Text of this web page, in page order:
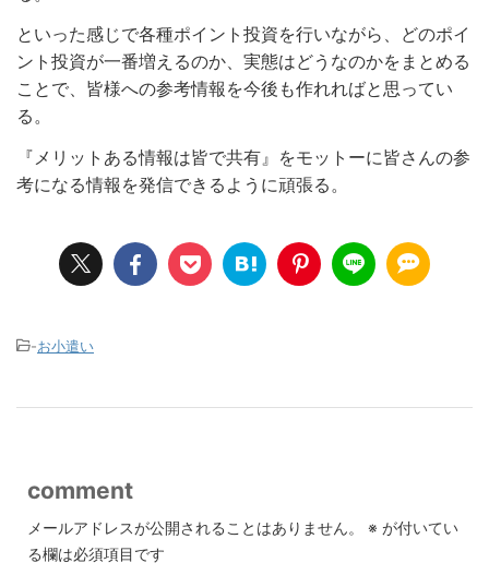
といった感じで各種ポイント投資を行いながら、どのポイ
ント投資が一番増えるのか、実態はどうなのかをまとめる
ことで、皆様への参考情報を今後も作れればと思ってい
る。
『メリットある情報は皆で共有』をモットーに皆さんの参
考になる情報を発信できるように頑張る。
-お小遣い
comment
メールアドレスが公開されることはありません。 ※ が付いてい
る欄は必須項目です